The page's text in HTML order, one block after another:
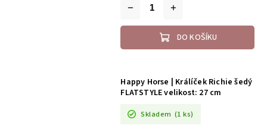
DO KOŠÍKU
Happy Horse | Králíček Richie šedý
FLATSTYLE velikost: 27 cm
Skladem (1 ks)